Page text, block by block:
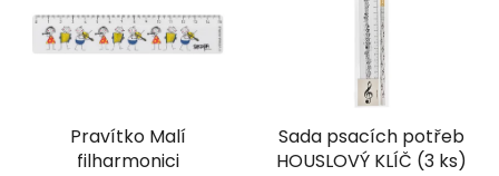
Pravítko Malí
filharmonici
Sada psacích potřeb
HOUSLOVÝ KLÍČ (3 ks)